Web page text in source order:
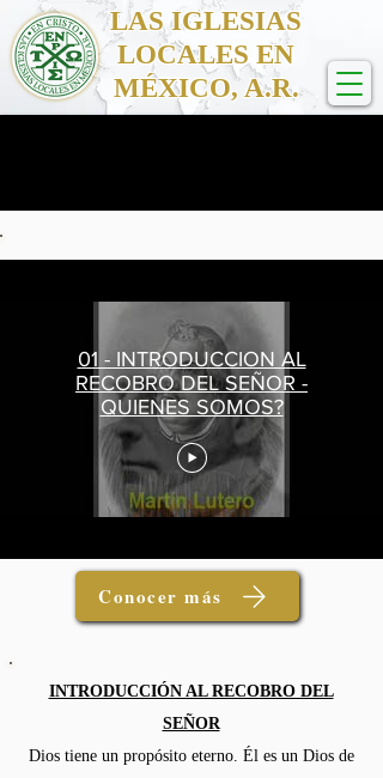
LAS IGLESIAS
LOCALES EN
MÉXICO, A.R.
01 - INTRODUCCION AL
RECOBRO DEL SEÑOR -
QUIENES SOMOS?
Conocer más
INTRODUCCIÓN AL RECOBRO DEL
SEÑOR
Dios tiene un propósito eterno. Él es un Dios de